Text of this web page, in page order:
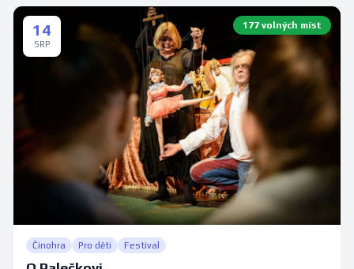
14
SRP
177 volných míst
Činohra Pro děti Festival